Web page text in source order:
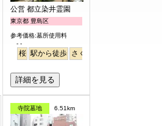
公営 都立染井霊園
東京都 豊島区
参考価格:墓所使用料
- -
桜 駅から徒歩 さくら
詳細を見る
寺院墓地 6.51km